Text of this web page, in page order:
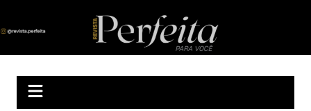
Revista Perfeita
A melhor revista eletrônica do interior de Sergipe